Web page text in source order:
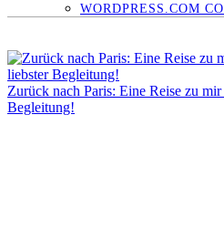
WORDPRESS.COM
Zurück nach Paris: Eine Reise zu
Begleitung!